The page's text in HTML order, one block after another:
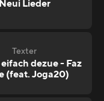
Neui Lieder
Texter
dezue - Faz
(feat. Joga20)